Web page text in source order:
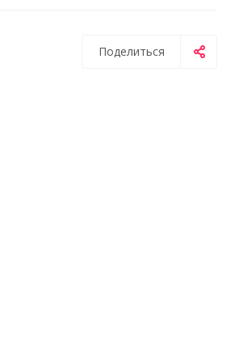
Поделиться